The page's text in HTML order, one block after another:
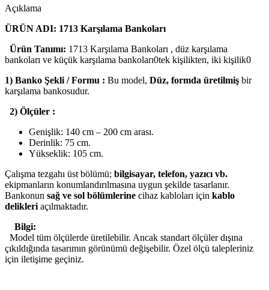
Açıklama
ÜRÜN ADI: 1713 Karşılama Bankoları
Ürün Tanımı: 1713 Karşılama Bankoları , düz karşılama
bankoları ve küçük karşılama bankoları0tek kişilikten, iki kişilik0
1) Banko Şekli / Formu : Bu model, Düz, formda üretilmiş bir
karşılama bankosudur.
2) Ölçüler :
Genişlik: 140 cm – 200 cm arası.
Derinlik: 75 cm.
Yükseklik: 105 cm.
Çalışma tezgahı üst bölümü; bilgisayar, telefon, yazıcı vb.
ekipmanların konumlandırılmasına uygun şekilde tasarlanır.
Bankonun sağ ve sol bölümlerine cihaz kabloları için kablo
delikleri açılmaktadır.
Bilgi:
Model tüm ölçülerde üretilebilir. Ancak standart ölçüler dışına
çıkıldığında tasarımın görünümü değişebilir. Özel ölçü talepleriniz
için iletişime geçiniz.